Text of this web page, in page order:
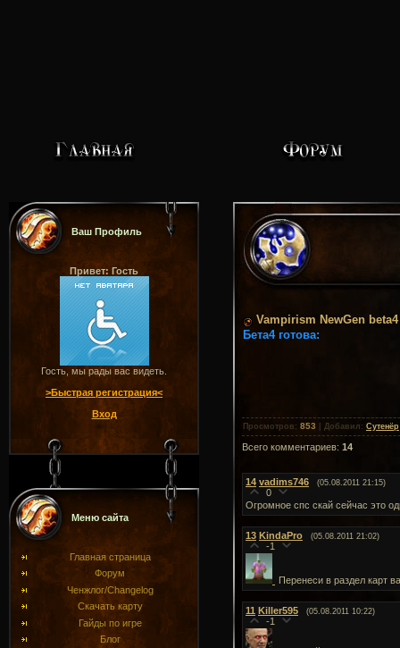
Ваш Профиль
Привет: Гость
Гость, мы рады вас видеть.
>Быстрая регистрация<
Вход
Меню сайта
Главная страница
Форум
Ченжлог/Changelog
Скачать карту
Гайды по игре
Блог
Vampirism NewGen beta4
Бета4 готова:
Просмотров : 853 Добавил : Сутенёр
Всего комментариев: 14
14 vadims746 (05.08.2011 21:15)
0
Огромное спс скай сейчас это
13 KindaPro (05.08.2011 21:02)
-1
Перенеси в раздел карт
11 Killer595 (05.08.2011 10:22)
-1